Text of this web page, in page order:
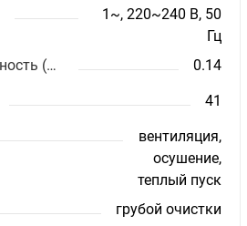
1~, 220~240 В, 50
Гц
Потребляемая мощность (кВт)
0.14
41
вентиляция,
осушение,
теплый пуск
грубой очистки